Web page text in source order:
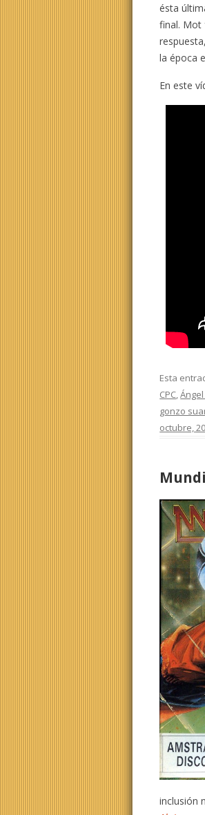
ésta
final. Mot
la época
En este
Esta
CPC,
gonzo
octubre,
inclusión